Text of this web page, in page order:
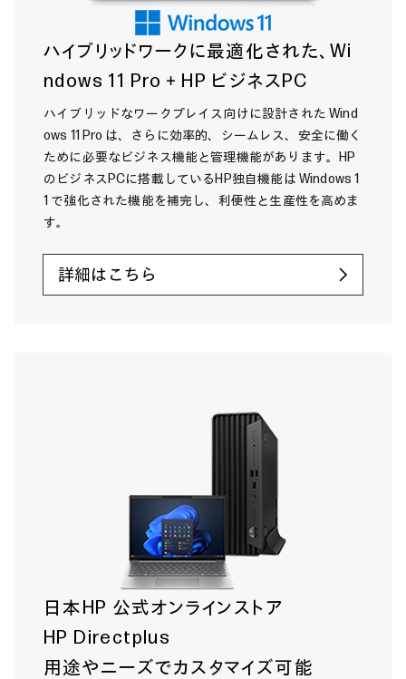
ハイブリッドワークに最適化された、Wi
ndows 11 Pro＋HP ビジネスPC
ハイブリッドなワークプレイス向けに設計された Wind
ows 11 Pro は、さらに効率的、シームレス、安全に働く
ために必要なビジネス機能と管理機能があります。HP
のビジネスPCに搭載しているHP独自機能は Windows 1
1 で強化された機能を補完し、利便性と生産性を高めま
す。
詳細はこちら
日本HP 公式オンラインストア
HP Directplus
用途やニーズでカスタマイズ可能